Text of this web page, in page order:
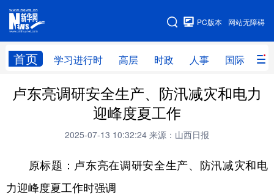
网站无障碍
PC版本
首页 学习进行时 高层 时政 人事 国际 财
网站地图
学习进行时 高层 时政 人事
财经 网评
全球连线
科技 科创 量子 体育
卢东亮调研安全生产、防汛减灾和电力
迎峰度夏工作
2025-07-13 10:32:24 来源：山西日报
原标题：卢东亮在调研安全生产、防汛减灾和电
力迎峰度夏工作时强调